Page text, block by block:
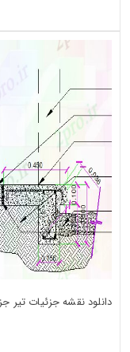
دانلود نقشه جزئیات تیر